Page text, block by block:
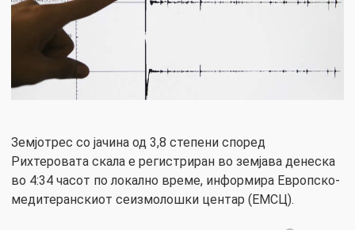
Земјотрес со јачина од 3,8 степени според
Рихтеровата скала е регистриран во земјава денеска
во 4:34 часот по локално време, информира Европско-
медитеранскиот сеизмолошки центар (ЕМСЦ).